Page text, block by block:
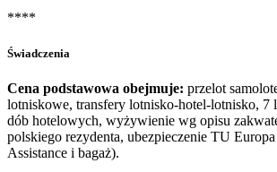
****
Świadczenia
Cena podstawowa obejmuje: przelot
lotniskowe, transfery lotnisko-hotel-lotnisko, 7
dób hotelowych, wyżywienie wg opisu
polskiego rezydenta, ubezpieczenie TU
Assistance i bagaż).